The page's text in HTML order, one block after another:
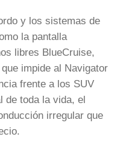
y los sistemas de
la pantalla
libres BlueCruise,
impide al Navigator
frente a los SUV
de toda la vida, el
irregular que